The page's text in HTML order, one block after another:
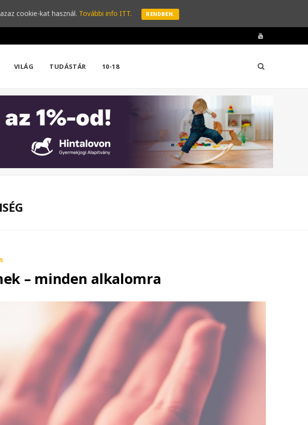
Y
u
T
b
e
VILÁG TUDÁSTÁR 10-18
– minden alkalomra
cookie-kat használ. További info ITT. RENDBEN.